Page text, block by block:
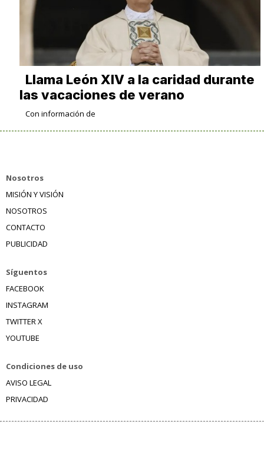
Llama León XIV a la caridad durante
las vacaciones de verano
Con información de
Nosotros
MISIÓN Y VISIÓN
NOSOTROS
CONTACTO
PUBLICIDAD
Síguentos
FACEBOOK
INSTAGRAM
TWITTER X
YOUTUBE
Condiciones de uso
AVISO LEGAL
PRIVACIDAD